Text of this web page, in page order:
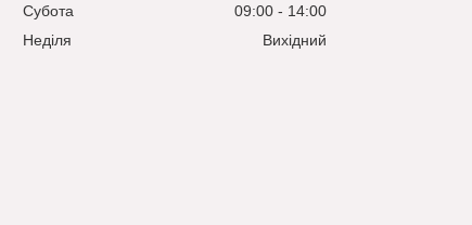
Субота
09:00
14:00
Неділя
Вихідний